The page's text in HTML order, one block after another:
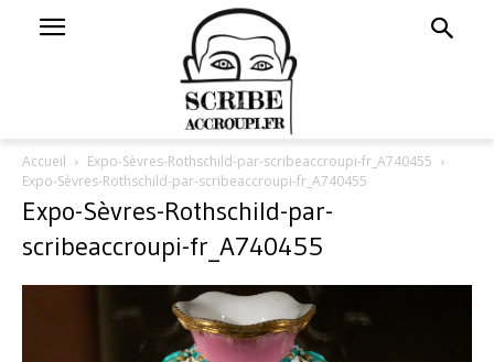
Accueil
Expo-Sèvres-Rothschild-par-scribeaccroupi-fr_A740455
Expo-Sèvres-Rothschild-par-scribeaccroupi-fr_A740455
Expo-Sèvres-Rothschild-par-
scribeaccroupi-fr_A740455